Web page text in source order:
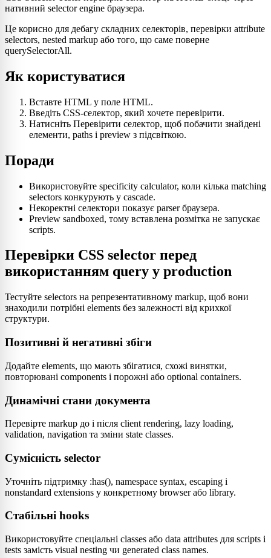
нативний selector engine браузера.
Це корисно для дебагу складних селекторів, перевірки attribute
selectors, nested markup або того, що саме поверне
querySelectorAll.
Як користуватися
Вставте HTML у поле HTML.
Введіть CSS-селектор, який хочете перевірити.
Натисніть Перевірити селектор, щоб побачити знайдені
елементи, paths і preview з підсвіткою.
Поради
Використовуйте specificity calculator, коли кілька matching
selectors конкурують у cascade.
Некоректні селектори показує parser браузера.
Preview sandboxed, тому вставлена розмітка не запускає
scripts.
Перевірки CSS selector перед
використанням query у production
Тестуйте selectors на репрезентативному markup, щоб вони
знаходили потрібні elements без залежності від крихкої
структури.
Позитивні й негативні збіги
Додайте elements, що мають збігатися, схожі винятки,
повторювані components і порожні або optional containers.
Динамічні стани документа
Перевірте markup до і після client rendering, lazy loading,
validation, navigation та зміни state classes.
Сумісність selector
Уточніть підтримку :has(), namespace syntax, escaping і
nonstandard extensions у конкретному browser або library.
Стабільні hooks
Використовуйте спеціальні classes або data attributes для scripts і
tests замість visual nesting чи generated class names.